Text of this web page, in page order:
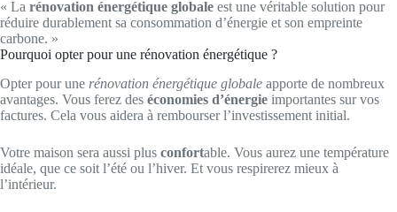
« La rénovation énergétique globale est une véritable solution pour
réduire durablement sa consommation d’énergie et son empreinte
carbone. »
Pourquoi opter pour une rénovation énergétique ?
Opter pour une rénovation énergétique globale apporte de nombreux
avantages. Vous ferez des économies d’énergie importantes sur vos
factures. Cela vous aidera à rembourser l’investissement initial.
Votre maison sera aussi plus confortable. Vous aurez une température
idéale, que ce soit l’été ou l’hiver. Et vous respirerez mieux à
l’intérieur.